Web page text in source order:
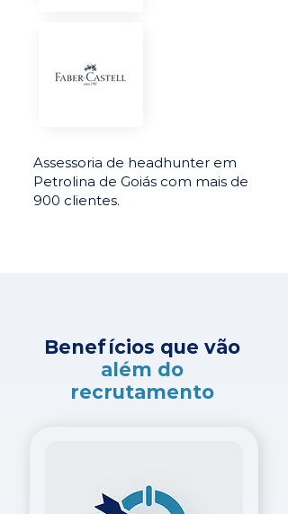
Assessoria de headhunter em
Petrolina de Goiás com mais de
900 clientes.
Benefícios que vão
além do
recrutamento